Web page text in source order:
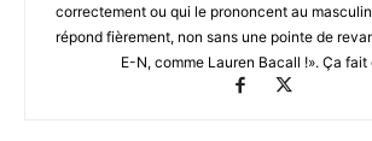
correctement ou qui le prononcent au
répond fièrement, non sans une pointe de
E-N, comme Lauren Bacall !». Ça fait